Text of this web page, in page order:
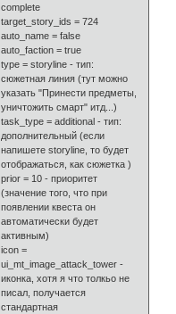
complete
target_story_ids = 724
auto_name = false
auto_faction = true
type = storyline - тип:
сюжетная линия (тут можно
указать "Принести предметы,
уничтожить смарт" итд...)
task_type = additional - тип:
дополнительный (если
напишете storyline, то будет
отображаться, как сюжетка )
prior = 10 - приоритет
(значение того, что при
появлении квеста он
автоматически будет
активным)
icon =
ui_mt_image_attack_tower -
иконка, хотя я что толкьо не
писал, получается
стандартная